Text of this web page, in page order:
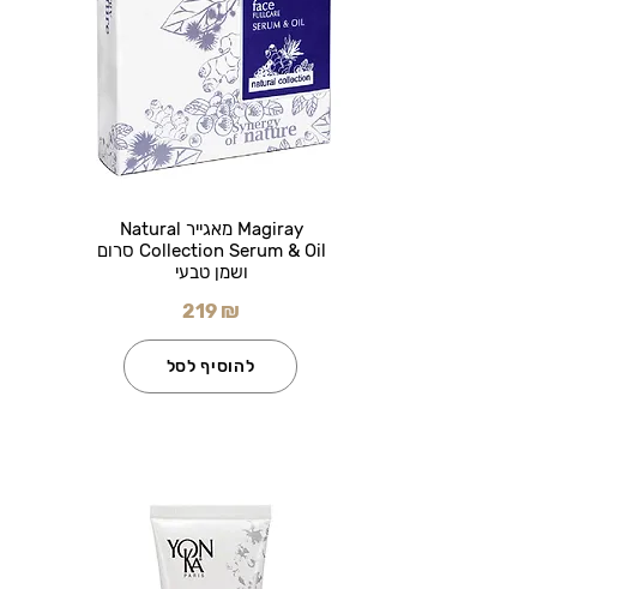
Magiray מאגייר Natural
Collection Serum & Oil סרום
ושמן טבעי
219 ₪
להוסיף לסל